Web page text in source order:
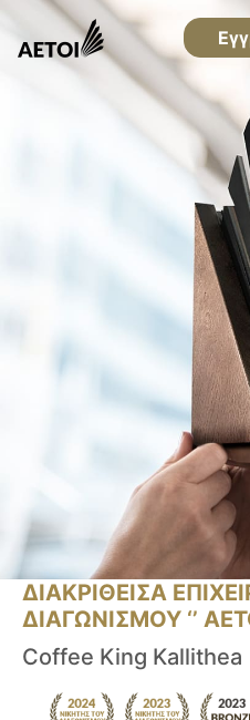
ΔΙΑΚΡΙΘΕΙΣΑ
ΔΙΑΓΩΝΙΣΜΟΥ ‘’
Coffee King Kallithea